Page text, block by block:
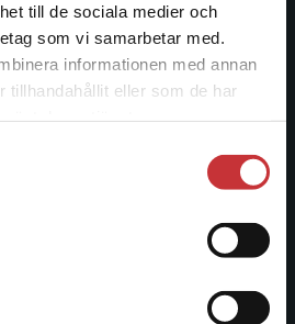
till de sociala medier och
som vi samarbetar med.
informationen med annan
tillhandahållit eller som de har
du besöker
via en enhet utanför Sverige.
utanför Sverige. För
köp måste
1963 och är idag Sveriges
Med läromedel, kurslitteratur,
och digitala
finns Studentlitteratur med